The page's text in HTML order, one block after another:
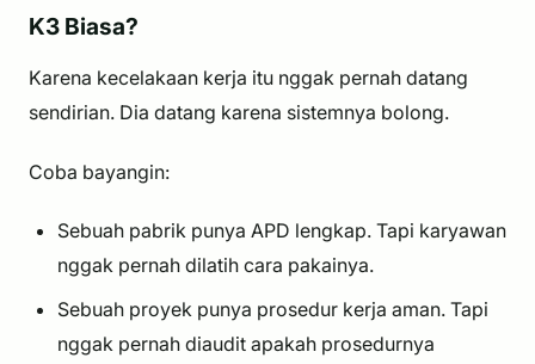
K3 Biasa?
Karena kecelakaan kerja itu nggak pernah datang
sendirian. Dia datang karena sistemnya bolong.
Coba bayangin:
Sebuah pabrik punya APD lengkap. Tapi karyawan
nggak pernah dilatih cara pakainya.
Sebuah proyek punya prosedur kerja aman. Tapi
nggak pernah diaudit apakah prosedurnya